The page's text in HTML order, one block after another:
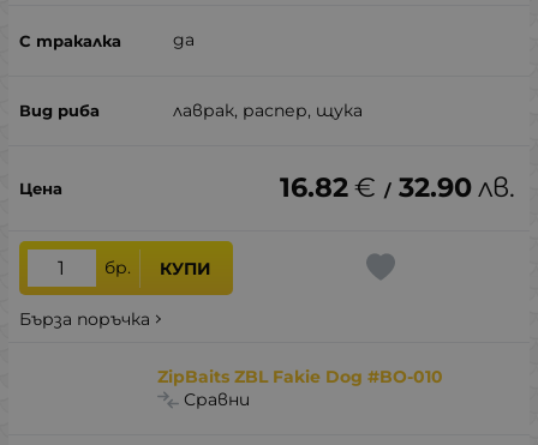
да
лаврак, распер, щука
16.82€ / 32.90лв.
бр. КУПИ
Бърза поръчка
ZipBaits ZBL Fakie Dog #BO-010
Сравни